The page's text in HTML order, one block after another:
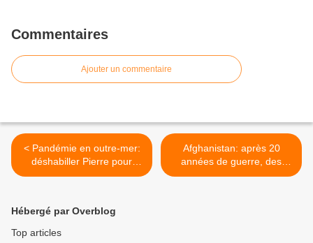
Commentaires
Ajouter un commentaire
< Pandémie en outre-mer:
déshabiller Pierre pour
habiller Jacques
Afghanistan: après 20
années de guerre, des
centaines de milliers de
Hébergé par Overblog
Top articles